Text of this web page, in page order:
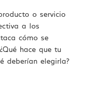
o servicio
a los
cómo se
hace que tu
deberían elegirla?